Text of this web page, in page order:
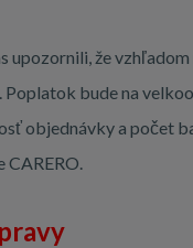
upozornili, že
Poplatok bude na
objednávky a počet
CARERO.